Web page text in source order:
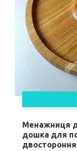
Менажниця
дошка для
двостороння